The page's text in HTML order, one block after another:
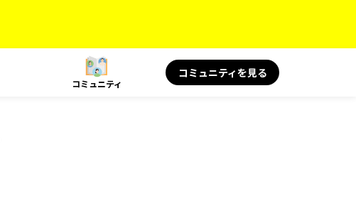
コミュニティ
コミュニティを見る